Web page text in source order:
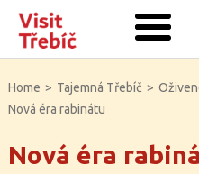
Home > Tajemná Třebíč >
Nová éra rabinátu
Nová éra